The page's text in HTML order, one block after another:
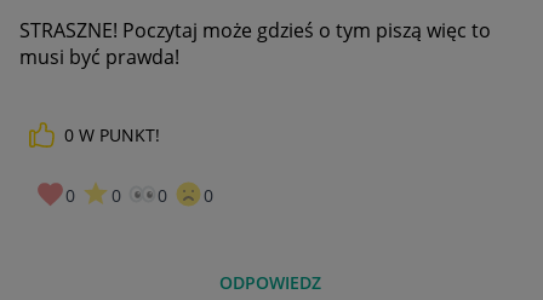
STRASZNE! Poczytaj może gdzieś o tym piszą więc to
musi być prawda!
0 W PUNKT!
0 0 0 0
ODPOWIEDZ